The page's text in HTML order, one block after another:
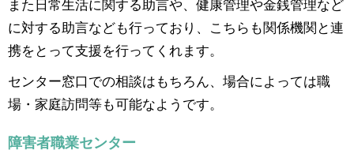
また日常生活に関する助言や、健康管理や金銭管理など
に対する助言なども行っており、こちらも関係機関と連
携をとって支援を行ってくれます。
センター窓口での相談はもちろん、場合によっては職
場・家庭訪問等も可能なようです。
障害者職業センター